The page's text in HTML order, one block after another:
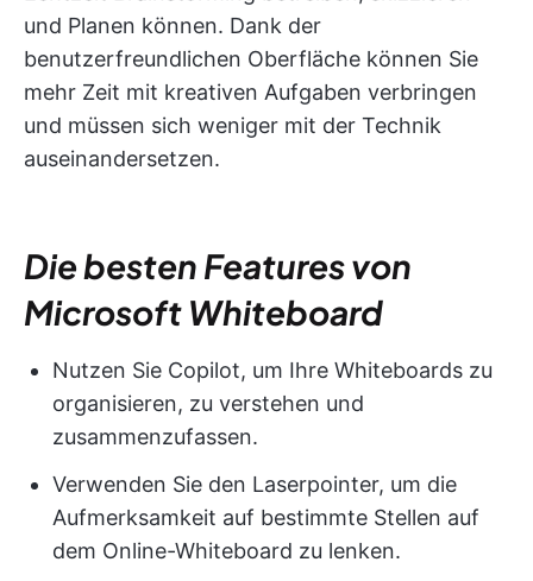
und Planen können. Dank der
benutzerfreundlichen Oberfläche können Sie
mehr Zeit mit kreativen Aufgaben verbringen
und müssen sich weniger mit der Technik
auseinandersetzen.
Die besten Features von
Microsoft Whiteboard
Nutzen Sie Copilot, um Ihre Whiteboards zu
organisieren, zu verstehen und
zusammenzufassen.
Verwenden Sie den Laserpointer, um die
Aufmerksamkeit auf bestimmte Stellen auf
dem Online-Whiteboard zu lenken.